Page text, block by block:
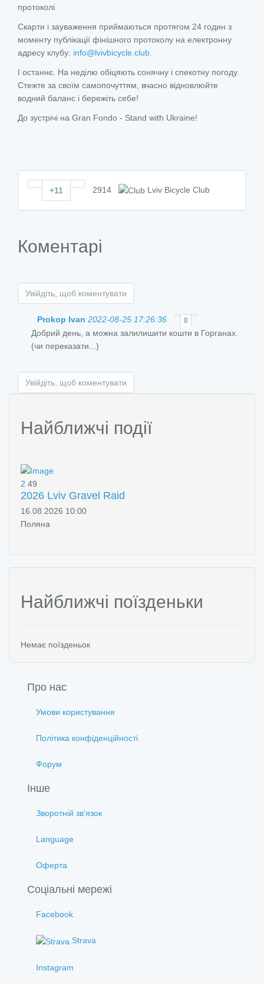
протоколі.
Скарти і зауваження приймаються протягом 24 годин з
моменту публікації фінішного протоколу на електронну
адресу клубу: info@lvivbicycle.club.
І останнє. На неділю обіцяють сонячну і спекотну погоду.
Стежте за своїм самопочуттям, вчасно відновлюйте
водний баланс і бережіть себе!
До зустрічі на Gran Fondo - Stand with Ukraine!
+11 2914 Lviv Bicycle Club
Коментарі
Увійдіть, щоб коментувати
Prokop Ivan 2022-08-25 17:26:36 0
Добрий день, а можна залилишити кошти в Горганах.
(чи переказати...)
Увійдіть, щоб коментувати
Найближчі події
2 49
2026 Lviv Gravel Raid
16.08.2026 10:00
Поляна
Найближчі поїзденьки
Немає поїзденьок
Про нас
Умови користування
Політика конфіденційності
Форум
Інше
Зворотній зв'язок
Language
Оферта
Соціальні мережі
Facebook
Strava
Instagram